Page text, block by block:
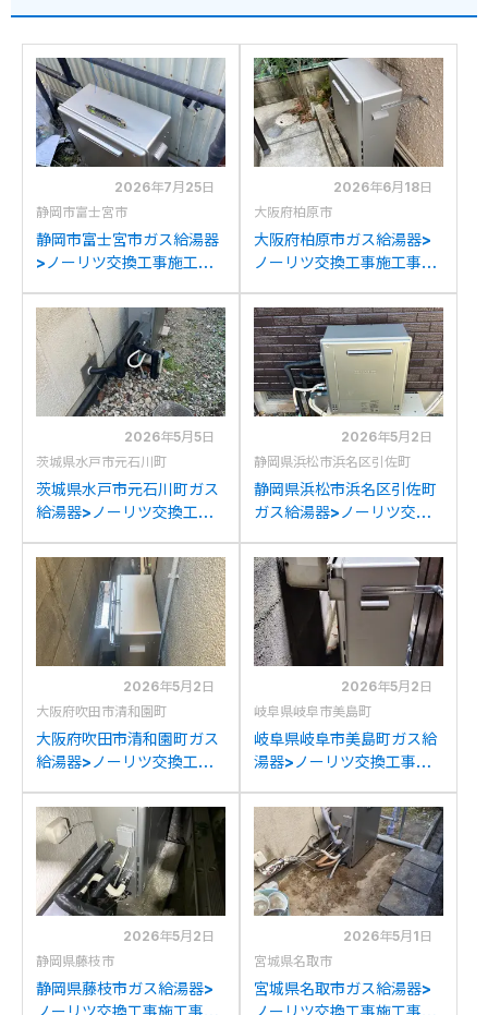
2026年7月25日
静岡市富士宮市
静岡市富士宮市ガス給湯器
>ノーリツ交換工事施工事
からノーリツGT-
C2072SAR BLへの交換
2026年6月18日
大阪府柏原市
大阪府柏原市ガス給湯器>
ノーリツ交換工事施工事
C2032SARXからノーリツ
GT-C2072SAR BLへの交
換
2026年5月5日
茨城県水戸市元石川町
茨城県水戸市元石川町ガス
給湯器>ノーリツ交換工事
E2003SAGからノーリツ
GT-C2072SAR BLへの交
換
2026年5月2日
静岡県浜松市浜名区引佐町
静岡県浜松市浜名区引佐町
ガス給湯器>ノーリツ交換
GT-C2042SARX-MBか
らノーリツGT-
C2072SAR BLへの交換
2026年5月2日
大阪府吹田市清和園町
大阪府吹田市清和園町ガス
給湯器>ノーリツ交換工事
V2002AGからノーリツ
GT-C2072SAR BLへの交
2026年5月2日
岐阜県岐阜市美島町
岐阜県岐阜市美島町ガス給
湯器>ノーリツ交換工事施
C2032SAXからノーリツ
GT-C2072SAR BLへの交
換
2026年5月2日
静岡県藤枝市
静岡県藤枝市ガス給湯器>
ノーリツ交換工事施工事
2026年5月1日
宮城県名取市
宮城県名取市ガス給湯器>
ノーリツ交換工事施工事